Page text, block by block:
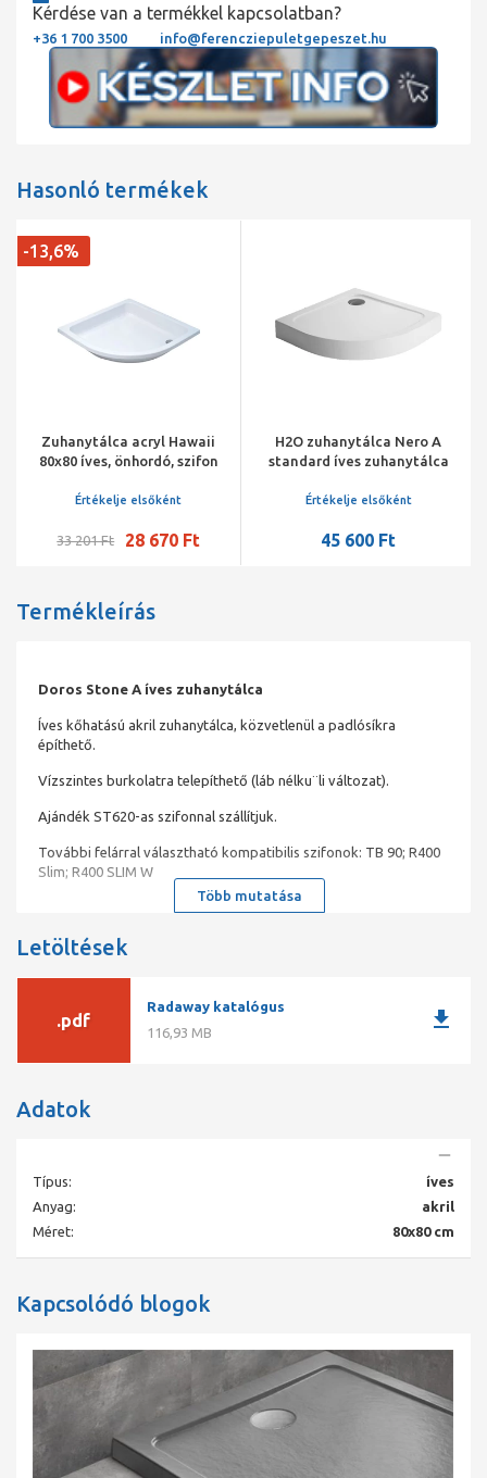
Kérdése van a termékkel kapcsolatban?
+36 1 700 3500 info@ferencziepuletgepeszet.hu
Hasonló termékek
Zuhanytálca acryl Hawaii
80x80 íves, önhordó, szifon
-13,6%
Értékelje elsőként
33 201 Ft 28 670 Ft
H2O zuhanytálca Nero A
standard íves zuhanytálca
Értékelje elsőként
45 600 Ft
Termékleírás
Doros Stone A íves zuhanytálca
Íves kőhatású akril zuhanytálca, közvetlenül a padlósíkra
építhető.
Vízszintes burkolatra telepíthető (láb nélku¨li változat).
Ajándék ST620-as szifonnal szállítjuk.
További felárral választható kompatibilis szifonok: TB 90; R400
Slim; R400 SLIM W
Több mutatása
Letöltések
.pdf
Radaway katalógus
116,93 MB
download
Adatok
Típus:
íves
Anyag:
akril
Méret:
80x80 cm
Kapcsolódó blogok